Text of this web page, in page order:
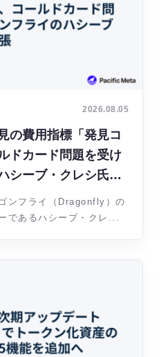
2026.08.05
の費用指標「発見コ
ドカード問題を受け
シーブ・クレシ氏が
ンフライ（Dragonfly）の
であるハシーブ・クレ...